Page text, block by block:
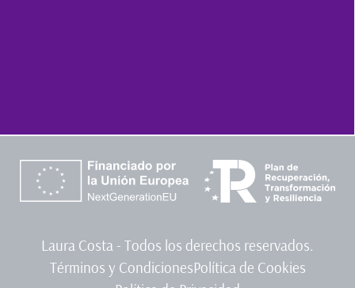
Laura Costa - Todos los derechos reservados.
Términos y CondicionesPolítica de Cookies